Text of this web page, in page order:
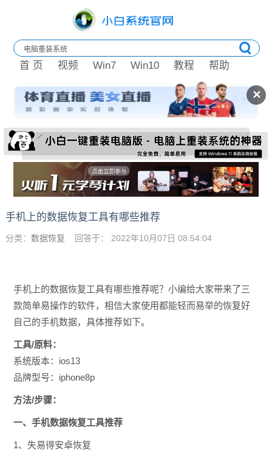
✕
首 页 视频 Win7 Win10 教程 帮助
手机上的数据恢复工具有哪些推荐
分类： 数据恢复 回答于： 2022年10月07日 08:54:04
手机上的数据恢复工具有哪些推荐呢？小编给大家带来了三
款简单易操作的软件，相信大家使用都能轻而易举的恢复好
自己的手机数据，具体推荐如下。
工具/原料：
系统版本：ios13
品牌型号：iphone8p
方法/步骤：
一、手机数据恢复工具推荐
1、失易得安卓恢复